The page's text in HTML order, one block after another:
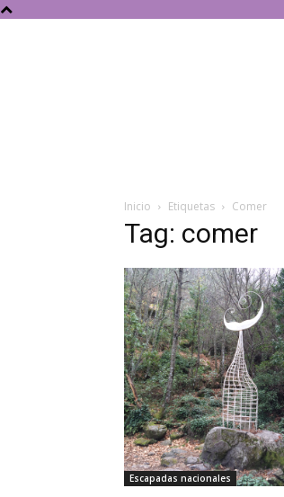
Inicio Etiquetas Comer
Tag: comer
Escapadas nacionales